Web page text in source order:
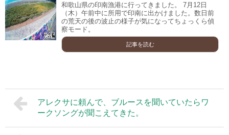
和歌山県の印南漁港に行ってきました。 7月12日
（木）午前中に所用で印南に出かけました。数日前
の荒天の後の波止の様子が気になってちょっくら偵
察モード。
記事を読む
アレクサに頼んで、ブルースを聞いていたらワ
ークソングが聞こえてきた。